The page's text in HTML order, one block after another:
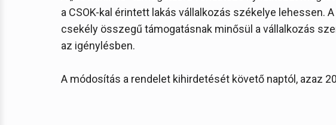
a CSOK-kal érintett lakás vállalkozás székelye lehessen.
csekély összegű támogatásnak minősül a vállalkozás
az igénylésben.
A módosítás a rendelet kihirdetését követő naptól, azaz